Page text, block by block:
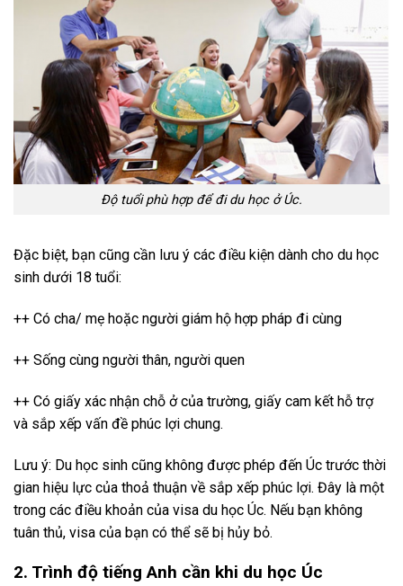
Độ tuổi phù hợp để đi du học ở Úc.
Đặc biệt, bạn cũng cần lưu ý các điều kiện dành cho du học
sinh dưới 18 tuổi:
++ Có cha/ mẹ hoặc người giám hộ hợp pháp đi cùng
++ Sống cùng người thân, người quen
++ Có giấy xác nhận chỗ ở của trường, giấy cam kết hỗ trợ
và sắp xếp vấn đề phúc lợi chung.
Lưu ý: Du học sinh cũng không được phép đến Úc trước thời
gian hiệu lực của thoả thuận về sắp xếp phúc lợi. Đây là một
trong các điều khoản của visa du học Úc. Nếu bạn không
tuân thủ, visa của bạn có thể sẽ bị hủy bỏ.
2. Trình độ tiếng Anh cần khi du học Úc